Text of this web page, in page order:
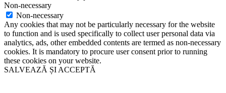
Non-necessary
Non-necessary
Any cookies that may not be particularly necessary for the website
to function and is used specifically to collect user personal data via
analytics, ads, other embedded contents are termed as non-necessary
cookies. It is mandatory to procure user consent prior to running
these cookies on your website.
SALVEAZĂ ȘI ACCEPTĂ